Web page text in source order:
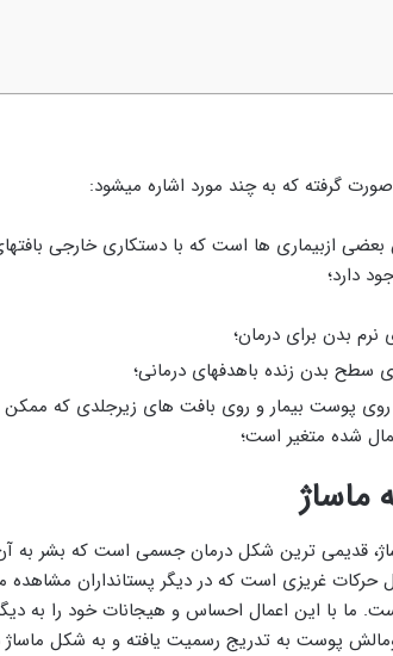
گرفته که به چند مورد اشاره میشود:
ازبیماری ها است که با دستکاری خارجی
دارد؛
نرم بدن برای درمان؛
سطح بدن زنده باهدفهای درمانی؛
روی پوست بیمار و روی بافت های زیرجلدی که
شده متغیر است؛
قدیمی ترین شکل درمان جسمی است که بشر
حرکات غریزی است که در دیگر پستانداران
با این اعمال احساس و هیجانات خود را به
پوست به تدریج رسمیت یافته و به شکل ماساژ